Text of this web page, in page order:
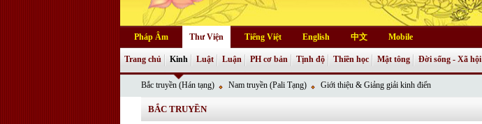
Pháp Âm Thư Viện Tiếng Việt English 中文 Mobile
Trang chủ Kinh
Bắc truyền (Hán tạng) Nam truyền (Pali Tạng) Giới thiệu & Giảng giải kinh điển
Luật Luận PH cơ bản Tịnh độ Thiền học Mật tông Đời sống - Xã hội
BẮC TRUYỀN